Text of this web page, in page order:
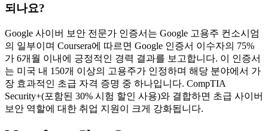
되나요?
Google 사이버 보안 전문가 인증서는 Google 고용주 컨소시엄
의 일부이며 Coursera에 따르면 Google 인증서 이수자의 75%
가 6개월 이내에 긍정적인 경력 결과를 보고합니다. 이 인증서
는 미국 내 150개 이상의 고용주가 인정하며 해당 분야에서 가
장 효과적인 초급 자격 증명 중 하나입니다. CompTIA
Security+(포함된 30% 시험 할인 사용)와 결합하면 초급 사이버
보안 역할에 대한 취업 지원이 크게 강화됩니다.